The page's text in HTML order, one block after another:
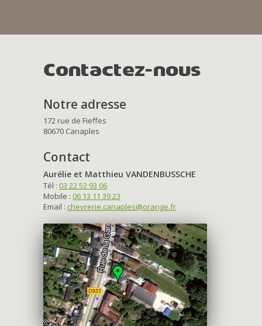
Contactez-nous
Notre adresse
172 rue de Fieffes
80670 Canaples
Contact
Aurélie et Matthieu VANDENBUSSCHE
Tél : 03 22 52 93 06
Mobile : 06 13 11 39 23
Email : chevrerie.canaples@orange.fr